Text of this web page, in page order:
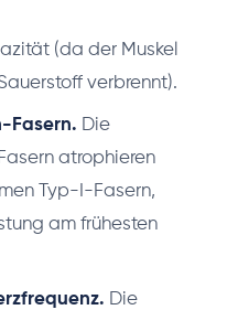
(da der Muskel
verbrennt).
Fasern. Die
atrophieren
Typ-I-Fasern,
am frühesten
Die